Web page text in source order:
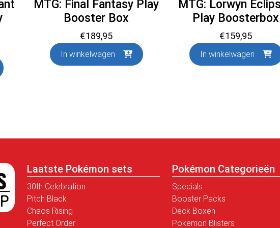
MTG: Final Fantasy Play
Booster Box
€189,95
In winkelwagen
MTG: Lorwyn
Play Boosterbox
€159,95
In winkelwagen
Laatste Pokémon sets
30th Celebration
Pitch Black
Chaos Rising
Perfect Order
Pokémon Categorieën
Specials
Booster Packs
Deck Boxen
Pokemon Blisters